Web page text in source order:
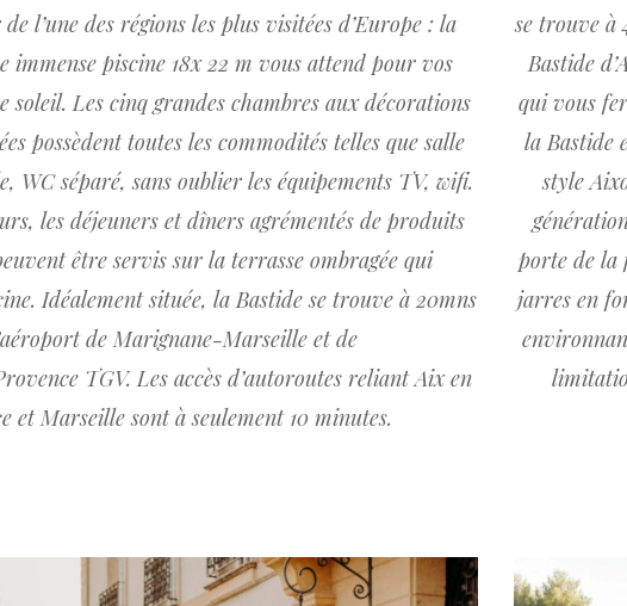
l’une des régions les plus visitées d’Europe : la
immense piscine 18x 22 m vous attend pour vos
soleil. Les cinq grandes chambres aux décorations
possèdent toutes les commodités telles que salle
WC séparé, sans oublier les équipements TV, wifi.
les déjeuners et dîners agrémentés de produits
être servis sur la terrasse ombragée qui
Idéalement située, la Bastide se trouve à 20mns
de Marignane-Marseille et de
TGV. Les accès d’autoroutes reliant Aix en
et Marseille sont à seulement 10 minutes.
se trouve à
Bastide
qui vous
la Bastide
style
porte de la
jarres en